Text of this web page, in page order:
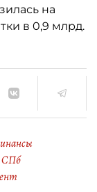
на
в 0,9 млрд.
СПб